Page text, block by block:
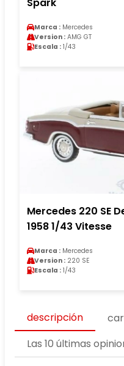
Spark
Marca : Mercedes
Version : AMG GT
Escala : 1/43
Mercedes 220 SE
1958 1/43 Vitesse
Marca : Mercedes
Version : 220 SE
Escala : 1/43
descripción
Las 10 últimas